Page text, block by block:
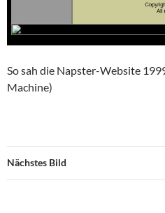
So sah die Napster-Website
Machine)
Nächstes Bild